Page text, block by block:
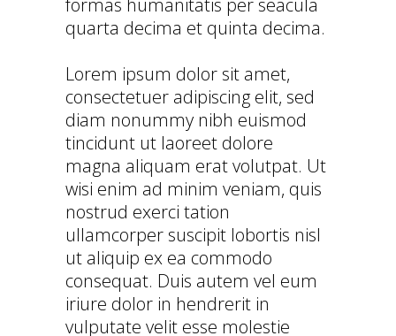
formas humanitatis per seacula
quarta decima et quinta decima.
Lorem ipsum dolor sit amet,
consectetuer adipiscing elit, sed
diam nonummy nibh euismod
tincidunt ut laoreet dolore
magna aliquam erat volutpat. Ut
wisi enim ad minim veniam, quis
nostrud exerci tation
ullamcorper suscipit lobortis nisl
ut aliquip ex ea commodo
consequat. Duis autem vel eum
iriure dolor in hendrerit in
vulputate velit esse molestie